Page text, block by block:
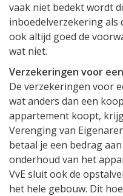
vaak niet bedekt wordt
inboedelverzekering als
ook altijd goed de
wat niet.
Verzekeringen voor
De verzekeringen voor
wat anders dan een
appartement koopt,
Verenging van
betaal je een bedrag
onderhoud van het
VvE sluit ook de
het hele gebouw. Dit